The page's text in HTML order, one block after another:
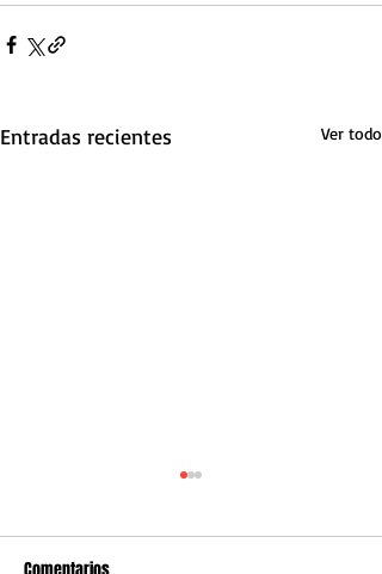
Entradas recientes Ver todo